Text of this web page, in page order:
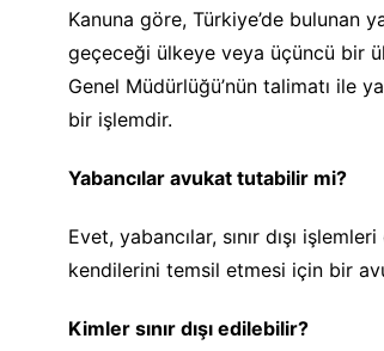
Kanuna göre, Türkiye’de bulunan
geçeceği ülkeye veya üçüncü bir
Genel Müdürlüğü’nün talimatı ile
bir işlemdir.
Yabancılar avukat tutabilir mi?
Evet, yabancılar, sınır dışı
kendilerini temsil etmesi için bir
Kimler sınır dışı edilebilir?